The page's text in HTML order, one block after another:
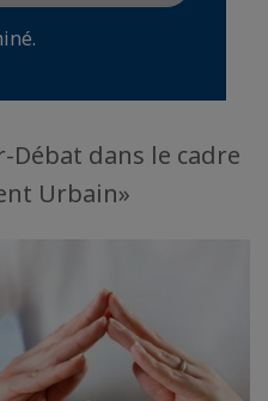
Débat dans le cadre
Urbain»